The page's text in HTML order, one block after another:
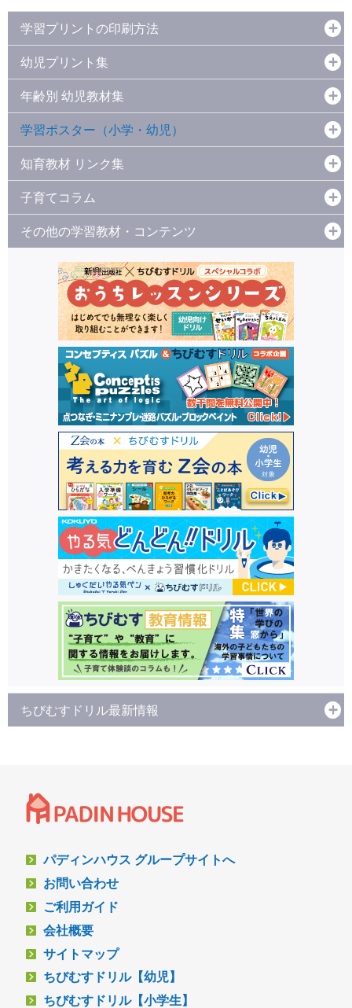
学習プリントの印刷方法
幼児プリント集
年齢別 幼児教材集
学習ポスター（小学・幼児）
知育教材 リンク集
子育てコラム
その他の学習教材・コンテンツ
ちびむすドリル最新情報
パディンハウス グループサイトへ
お問い合わせ
ご利用ガイド
会社概要
サイトマップ
ちびむすドリル【幼児】
ちびむすドリル【小学生】